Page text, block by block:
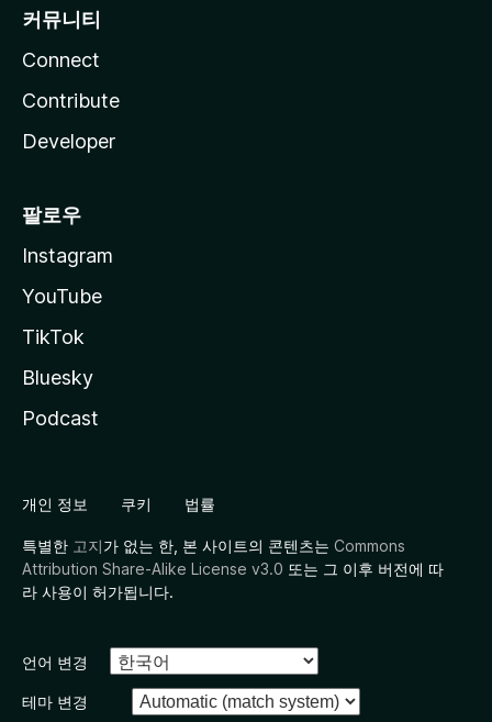
커뮤니티
Connect
Contribute
Developer
팔로우
Instagram
YouTube
TikTok
Bluesky
Podcast
개인 정보 쿠키 법률
특별한 고지가 없는 한, 본 사이트의 콘텐츠는 Commons
Attribution Share-Alike License v3.0 또는 그 이후 버전에 따
라 사용이 허가됩니다.
언어 변경
테마 변경